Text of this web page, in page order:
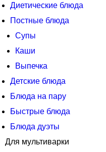
Диетические блюда
Постные блюда
Супы
Каши
Выпечка
Детские блюда
Блюда на пару
Быстрые блюда
Блюда дуэты
Для мультиварки